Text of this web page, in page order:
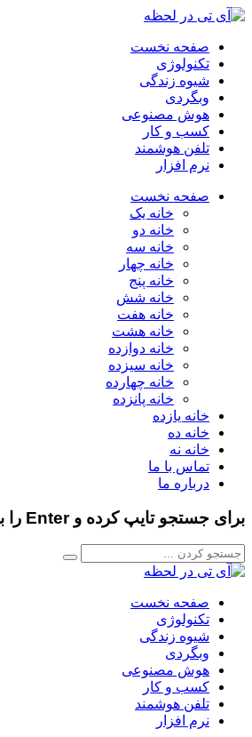
صفحه نخست
تکنولوژی
شیوه زندگی
وبگردی
هوش مصنوعی
کسب و کار
تلفن هوشمند
نرم افزار
صفحه نخست
خانه یک
خانه دو
خانه سه
خانه چهار
خانه پنج
خانه شش
خانه هفت
خانه هشت
خانه دوازده
خانه سیزده
خانه چهارده
خانه پانزده
خانه یازده
خانه ده
خانه نه
تماس با ما
درباره ما
برای جستجو تایپ کرده و Enter را بزنید
صفحه نخست
تکنولوژی
شیوه زندگی
وبگردی
هوش مصنوعی
کسب و کار
تلفن هوشمند
نرم افزار